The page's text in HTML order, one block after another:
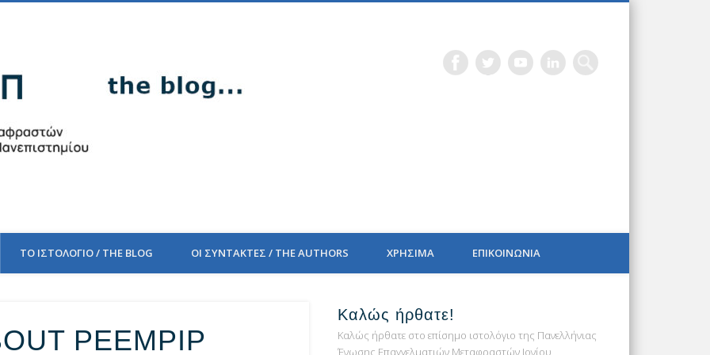
PEEMPIP BLOG
ΤΟ ΙΣΤΟΛΟΓΙΟ / THE BLOG ΟΙ ΣΥΝΤΑΚΤΕΣ / THE AUTHORS ΧΡΗΣΙΜΑ ΕΠΙΚΟΙΝΩΝΙΑ
PEEMPIP
Καλώς ήρθατε!
Καλώς ήρθατε στο επίσημο ιστολόγιο της Πανελλήνιας
Ένωσης Επαγγελματιών Μεταφραστών Ιονίου